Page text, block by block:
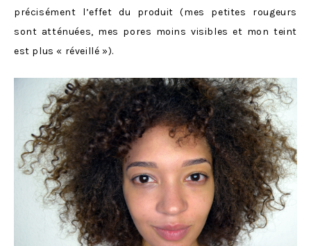
précisément l’effet du produit (mes petites rougeurs
sont atténuées, mes pores moins visibles et mon teint
est plus « réveillé »).